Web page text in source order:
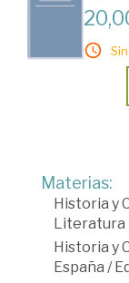
Materias:
Historia y
Literatura
Historia y
España /